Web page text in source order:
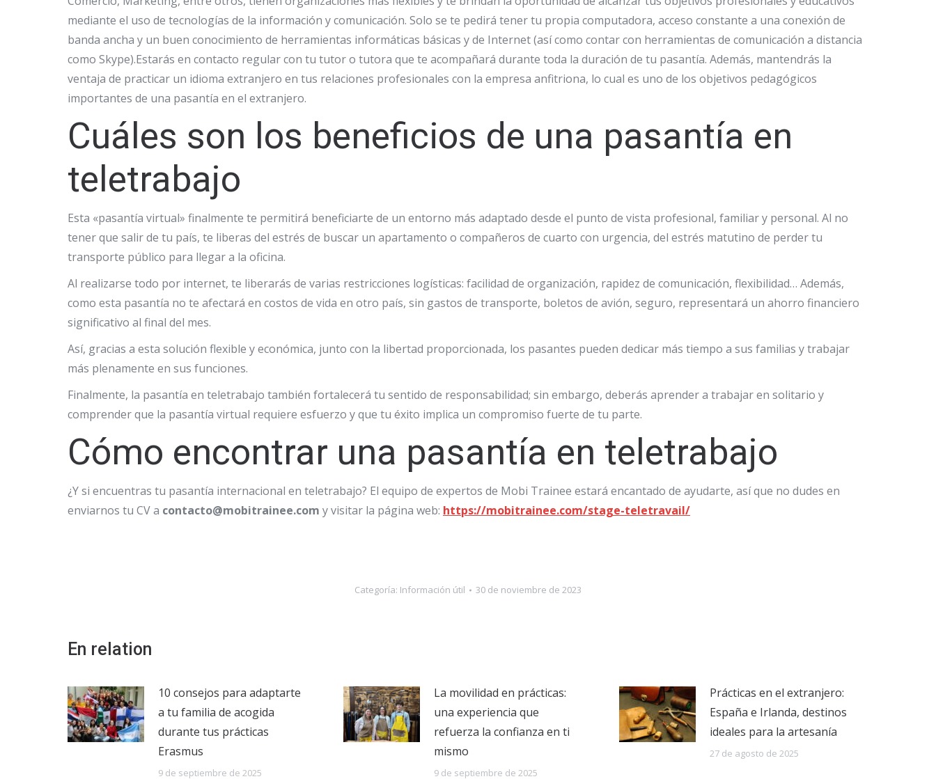
mediante el uso de tecnologías de la información y comunicación. Solo se te pedirá tener tu propia computadora, acceso constante a una conexión de
banda ancha y un buen conocimiento de herramientas informáticas básicas y de Internet (así como contar con herramientas de comunicación a distancia
como Skype).Estarás en contacto regular con tu tutor o tutora que te acompañará durante toda la duración de tu pasantía. Además, mantendrás la
ventaja de practicar un idioma extranjero en tus relaciones profesionales con la empresa anfitriona, lo cual es uno de los objetivos pedagógicos
importantes de una pasantía en el extranjero.
Cuáles son los beneficios de una pasantía en
teletrabajo
Esta «pasantía virtual» finalmente te permitirá beneficiarte de un entorno más adaptado desde el punto de vista profesional, familiar y personal. Al no
tener que salir de tu país, te liberas del estrés de buscar un apartamento o compañeros de cuarto con urgencia, del estrés matutino de perder tu
transporte público para llegar a la oficina.
Al realizarse todo por internet, te liberarás de varias restricciones logísticas: facilidad de organización, rapidez de comunicación, flexibilidad… Además,
como esta pasantía no te afectará en costos de vida en otro país, sin gastos de transporte, boletos de avión, seguro, representará un ahorro financiero
significativo al final del mes.
Así, gracias a esta solución flexible y económica, junto con la libertad proporcionada, los pasantes pueden dedicar más tiempo a sus familias y trabajar
más plenamente en sus funciones.
Finalmente, la pasantía en teletrabajo también fortalecerá tu sentido de responsabilidad; sin embargo, deberás aprender a trabajar en solitario y
comprender que la pasantía virtual requiere esfuerzo y que tu éxito implica un compromiso fuerte de tu parte.
Cómo encontrar una pasantía en teletrabajo
¿Y si encuentras tu pasantía internacional en teletrabajo? El equipo de expertos de Mobi Trainee estará encantado de ayudarte, así que no dudes en
enviarnos tu CV a contacto@mobitrainee.com y visitar la página web: https://mobitrainee.com/stage-teletravail/
Categoría: Información útil 30 de noviembre de 2023
En relation
10 consejos para adaptarte
a tu familia de acogida
durante tus prácticas
Erasmus
9 de septiembre de 2025
La movilidad en prácticas:
una experiencia que
refuerza la confianza en ti
mismo
9 de septiembre de 2025
Prácticas en el extranjero:
España e Irlanda, destinos
ideales para la artesanía
27 de agosto de 2025